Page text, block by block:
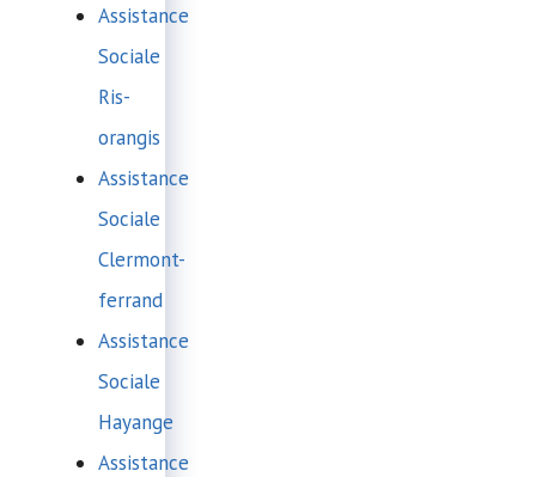
Assistance
Sociale
Ris-
orangis
Assistance
Sociale
Clermont-
ferrand
Assistance
Sociale
Hayange
Assistance